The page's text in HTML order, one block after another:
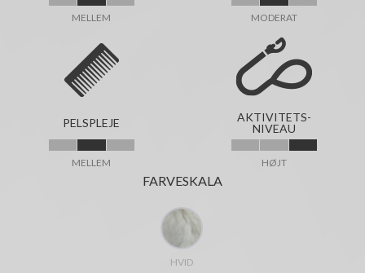
MELLEM MODERAT
PELSPLEJE
MELLEM
AKTIVITETS-
NIVEAU
HØJT
FARVESKALA
HVID